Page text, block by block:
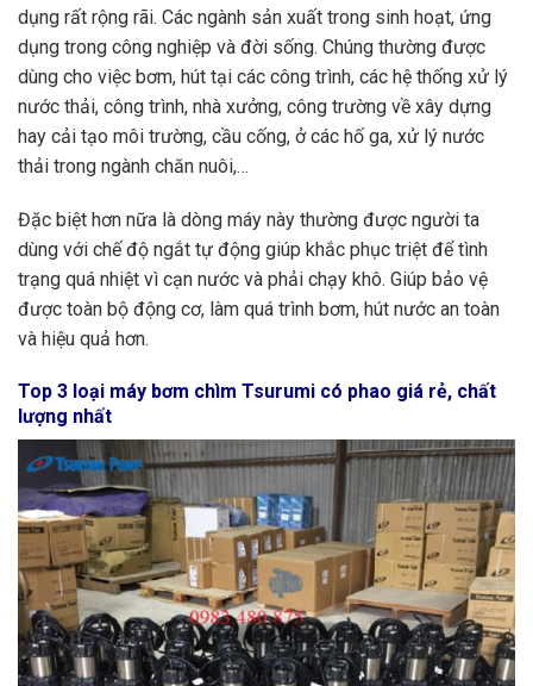
dụng rất rộng rãi. Các ngành sản xuất trong sinh hoạt, ứng
dụng trong công nghiệp và đời sống. Chúng thường được
dùng cho việc bơm, hút tại các công trình, các hệ thống xử lý
nước thải, công trình, nhà xưởng, công trường về xây dựng
hay cải tạo môi trường, cầu cống, ở các hố ga, xử lý nước
thải trong ngành chăn nuôi,…
Đặc biệt hơn nữa là dòng máy này thường được người ta
dùng với chế độ ngắt tự động giúp khắc phục triệt để tình
trạng quá nhiệt vì cạn nước và phải chạy khô. Giúp bảo vệ
được toàn bộ động cơ, làm quá trình bơm, hút nước an toàn
và hiệu quả hơn.
Top 3 loại máy bơm chìm Tsurumi có phao giá rẻ, chất
lượng nhất